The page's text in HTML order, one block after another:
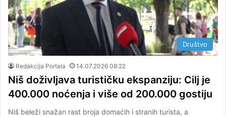
Društvo
Redakcija Portala 14.07.2026 08:22
Niš doživljava turističku ekspanziju: Cilj je
400.000 noćenja i više od 200.000 gostiju
Niš beleži snažan rast broja domaćih i stranih turista, a